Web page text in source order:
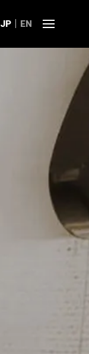
JP EN